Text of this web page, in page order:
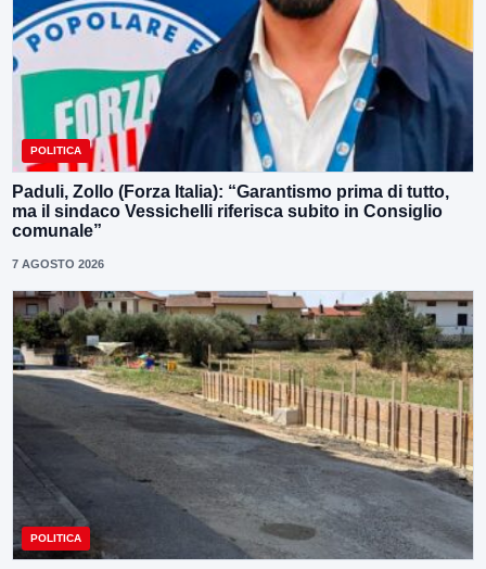
POLITICA
Paduli, Zollo (Forza Italia): “Garantismo prima di tutto,
ma il sindaco Vessichelli riferisca subito in Consiglio
comunale”
7 AGOSTO 2026
POLITICA